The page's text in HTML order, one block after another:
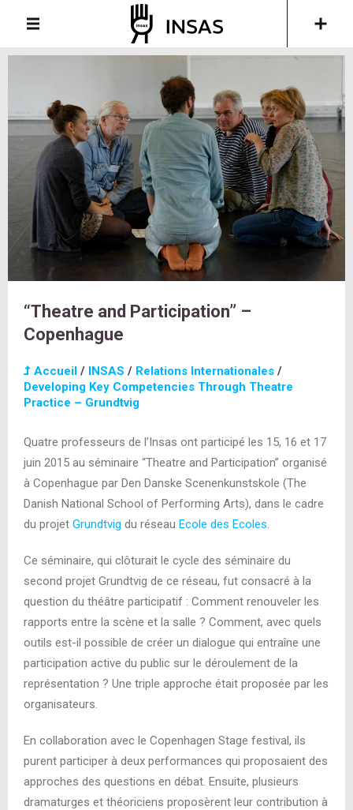
“Theatre and Participation” –
Copenhague
Accueil / INSAS / Relations Internationales /
Developing Key Competencies Through Theatre
Practice – Grundtvig
Quatre professeurs de l’Insas ont participé les 15, 16 et 17
juin 2015 au séminaire “Theatre and Participation” organisé
à Copenhague par Den Danske Scenenkunstskole (The
Danish National School of Performing Arts), dans le cadre
du projet Grundtvig du réseau Ecole des Ecoles.
Ce séminaire, qui clôturait le cycle des séminaire du
second projet Grundtvig de ce réseau, fut consacré à la
question du théâtre participatif : Comment renouveler les
rapports entre la scène et la salle ? Comment, avec quels
outils est-il possible de créer un dialogue qui entraîne une
participation active du public sur le déroulement de la
représentation ? Une triple approche était proposée par les
organisateurs.
En collaboration avec le Copenhagen Stage festival, ils
purent participer à deux performances qui proposaient des
approches des questions en débat. Ensuite, plusieurs
dramaturges et théoriciens proposèrent leur contribution à